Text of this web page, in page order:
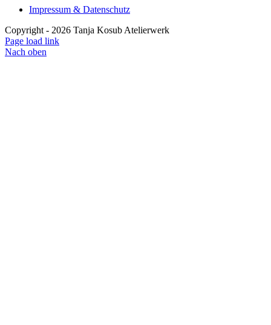
Impressum & Datenschutz
Copyright - 2026 Tanja Kosub Atelierwerk
Page load link
Nach oben